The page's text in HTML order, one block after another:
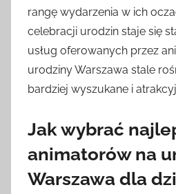
rangę wydarzenia w ich
celebracji urodzin staje się
usług oferowanych przez
urodziny Warszawa stale
bardziej wyszukane i
Jak wybrać
animatorów na
Warszawa dla